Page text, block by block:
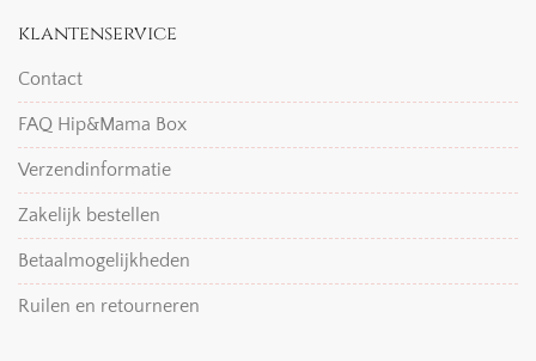
klantenservice
Contact
FAQ Hip&Mama Box
Verzendinformatie
Zakelijk bestellen
Betaalmogelijkheden
Ruilen en retourneren